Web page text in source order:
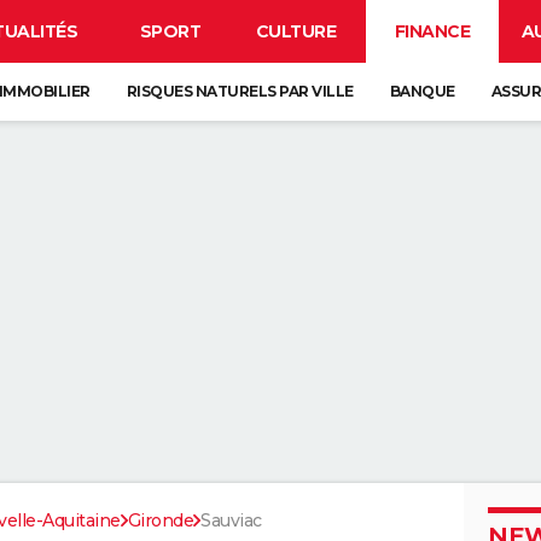
SPORT CULTURE FINANCE
RISQUES NATURELS PAR VILLE BANQUE
Aquitaine Gironde Sauviac